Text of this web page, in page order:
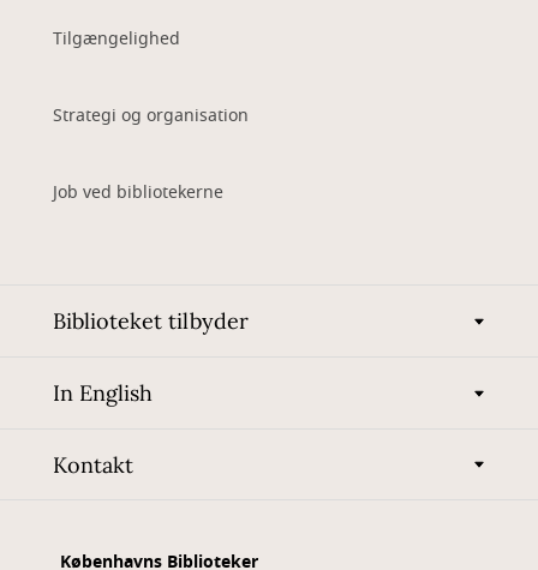
Tilgængelighed
Strategi og organisation
Job ved bibliotekerne
Biblioteket tilbyder
In English
Kontakt
Københavns Biblioteker